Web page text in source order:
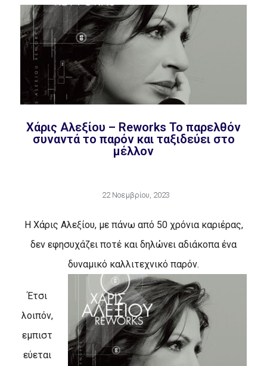
Χάρις Αλεξίου – Reworks Το παρελθόν
συναντά το παρόν και ταξιδεύει στο
μέλλον
22 Νοεμβρίου, 2023
Η Χάρις Αλεξίου, με πάνω από 50 χρόνια καριέρας,
δεν εφησυχάζει ποτέ και δηλώνει αδιάκοπα ένα
δυναμικό καλλιτεχνικό παρόν.
Έτσι
λοιπόν,
εμπιστ
εύεται